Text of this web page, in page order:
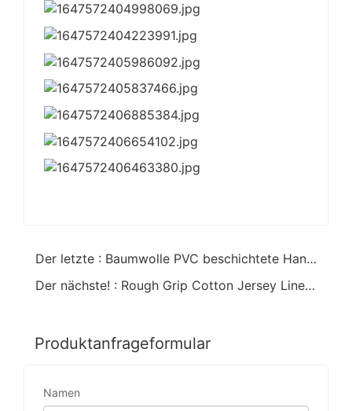
Der letzte : Baumwolle PVC beschichtete Handschuhe Sandy Finish Anti Acid
Der nächste! : Rough Grip Cotton Jersey Liner Sanitized PVC Coated Chemical Resistant Gauntlet Handschuh
Produktanfrageformular
Namen